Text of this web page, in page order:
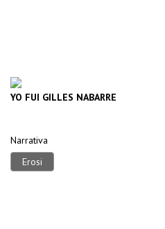
YO FUI GILLES NABARRE
Narrativa
Erosi